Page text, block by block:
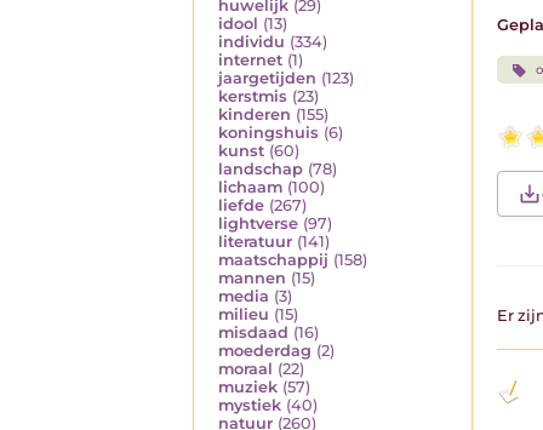
huwelijk (29)
idool (13)
individu (334)
internet (1)
jaargetijden (123)
kerstmis (23)
kinderen (155)
koningshuis (6)
kunst (60)
landschap (78)
lichaam (100)
liefde (267)
lightverse (97)
literatuur (141)
maatschappij (158)
mannen (15)
media (3)
milieu (15)
misdaad (16)
moederdag (2)
moraal (22)
muziek (57)
mystiek (40)
natuur (260)
Er